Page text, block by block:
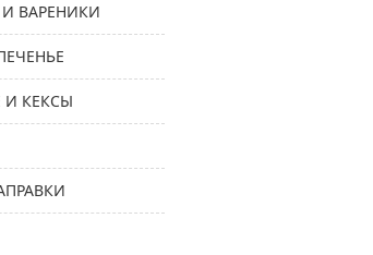
ВАРЕНИКИ
КЕКСЫ